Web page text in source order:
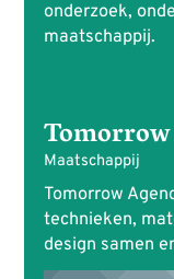
onderzoek,
maatschappij.
Maatschappij
Tomorrow
technieken,
design samen